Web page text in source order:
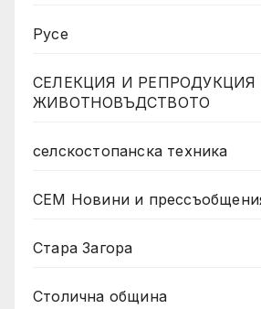
Русе
СЕЛЕКЦИЯ И РЕПРОДУКЦИЯ
ЖИВОТНОВЪДСТВОТО
селскостопанска техника
СЕМ Новини и
Стара Загора
Столична община